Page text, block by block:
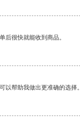
后很快就能收到商品。
以帮助我做出更准确的选择。